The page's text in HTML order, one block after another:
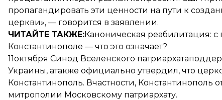
пропагандировать эти ценности на пути к
церкви», — говорится в заявлении.
ЧИТАЙТЕ ТАКЖЕ:Каноническая реабилитация:
Константинополе — что это означает?
11октября Синод Вселенского патриархата
Украины, атакже официально утвердил, что
Константинополь. Вчастности,
митрополии Московскому патриархату.